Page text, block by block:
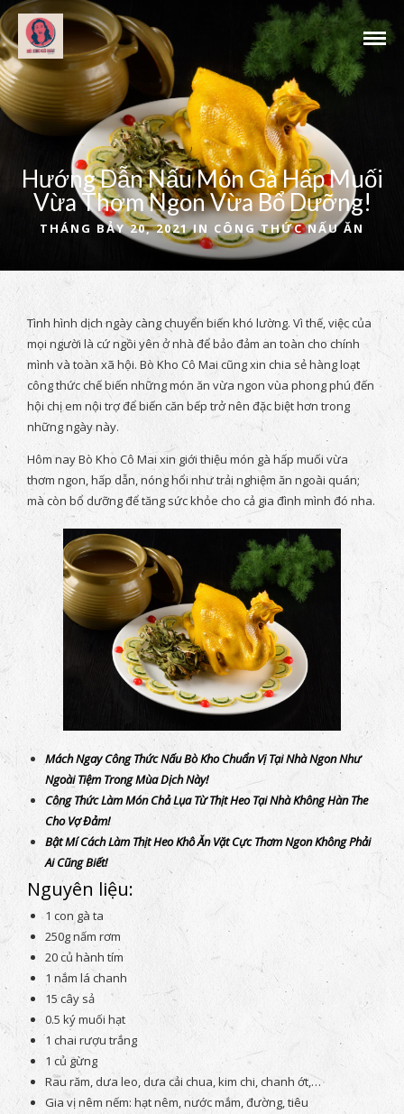
Hướng Dẫn Nấu Món Gà Hấp Muối
Vừa Thơm Ngon Vừa Bổ Dưỡng!
THÁNG BẢY 20, 2021 IN CÔNG THỨC NẤU ĂN
Tình hình dịch ngày càng chuyển biến khó lường. Vì thế, việc của
mọi người là cứ ngồi yên ở nhà để bảo đảm an toàn cho chính
mình và toàn xã hội. Bò Kho Cô Mai cũng xin chia sẻ hàng loạt
công thức chế biến những món ăn vừa ngon vùa phong phú đến
hội chị em nội trợ để biến căn bếp trở nên đặc biệt hơn trong
những ngày này.
Hôm nay Bò Kho Cô Mai xin giới thiệu món gà hấp muối vừa
thơm ngon, hấp dẫn, nóng hổi như trải nghiệm ăn ngoài quán;
mà còn bổ dưỡng để tăng sức khỏe cho cả gia đình mình đó nha.
Mách Ngay Công Thức Nấu Bò Kho Chuẩn Vị Tại Nhà Ngon Như
Ngoài Tiệm Trong Mùa Dịch Này!
Công Thức Làm Món Chả Lụa Từ Thịt Heo Tại Nhà Không Hàn The
Cho Vợ Đảm!
Bật Mí Cách Làm Thịt Heo Khô Ăn Vặt Cực Thơm Ngon Không Phải
Ai Cũng Biết!
Nguyên liệu:
1 con gà ta
250g nấm rơm
20 củ hành tím
1 nắm lá chanh
15 cây sả
0.5 ký muối hạt
1 chai rượu trắng
1 củ gừng
Rau răm, dưa leo, dưa cải chua, kim chi, chanh ớt,…
Gia vị nêm nếm: hạt nêm, nước mắm, đường, tiêu